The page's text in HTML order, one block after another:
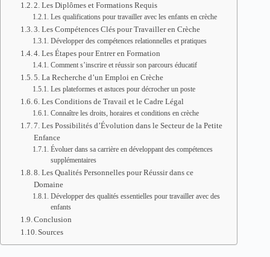
2. Les Diplômes et Formations Requis
Les qualifications pour travailler avec les enfants en crèche
3. Les Compétences Clés pour Travailler en Crèche
Développer des compétences relationnelles et pratiques
4. Les Étapes pour Entrer en Formation
Comment s’inscrire et réussir son parcours éducatif
5. La Recherche d’un Emploi en Crèche
Les plateformes et astuces pour décrocher un poste
6. Les Conditions de Travail et le Cadre Légal
Connaître les droits, horaires et conditions en crèche
7. Les Possibilités d’Évolution dans le Secteur de la Petite
Enfance
Évoluer dans sa carrière en développant des compétences
supplémentaires
8. Les Qualités Personnelles pour Réussir dans ce
Domaine
Développer des qualités essentielles pour travailler avec des
enfants
Conclusion
Sources